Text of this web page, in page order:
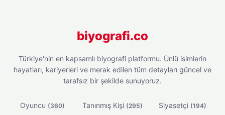
biyografi.co
Türkiye'nin en kapsamlı biyografi platformu. Ünlü isimlerin
hayatları, kariyerleri ve merak edilen tüm detayları güncel ve
tarafsız bir şekilde sunuyoruz.
Oyuncu (360) Tanınmış Kişi (295) Siyasetçi (194)